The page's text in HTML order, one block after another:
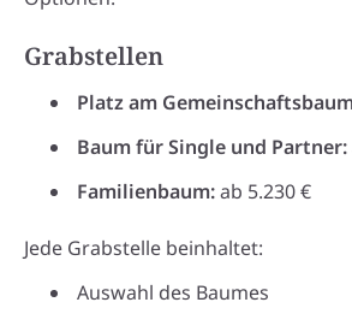
Grabstellen
Platz am
Baum für Single und Partner:
Familienbaum:ab 5.230 €
Jede Grabstelle beinhaltet:
Auswahl des Baumes